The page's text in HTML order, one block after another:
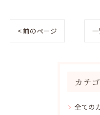
< 前のページ
カテ
全ての